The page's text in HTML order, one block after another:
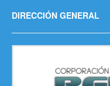
DIRECCIÓN GENERAL